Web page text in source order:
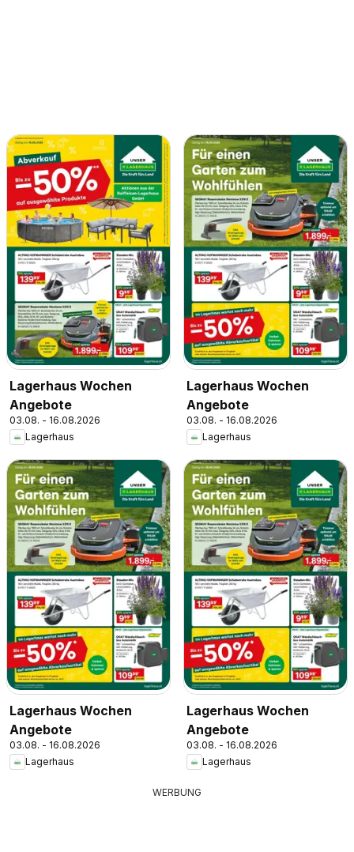
Lagerhaus Wochen
Angebote
03.08. - 16.08.2026
Lagerhaus
Lagerhaus Wochen
Angebote
03.08. - 16.08.2026
Lagerhaus
Lagerhaus Wochen
Angebote
03.08. - 16.08.2026
Lagerhaus
Lagerhaus Wochen
Angebote
03.08. - 16.08.2026
Lagerhaus
WERBUNG